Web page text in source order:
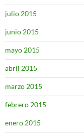
julio 2015
junio 2015
mayo 2015
abril 2015
marzo 2015
febrero 2015
enero 2015